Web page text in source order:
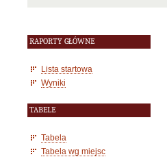
RAPORTY GŁÓWNE
Lista startowa
Wyniki
TABELE
Tabela
Tabela wg miejsc